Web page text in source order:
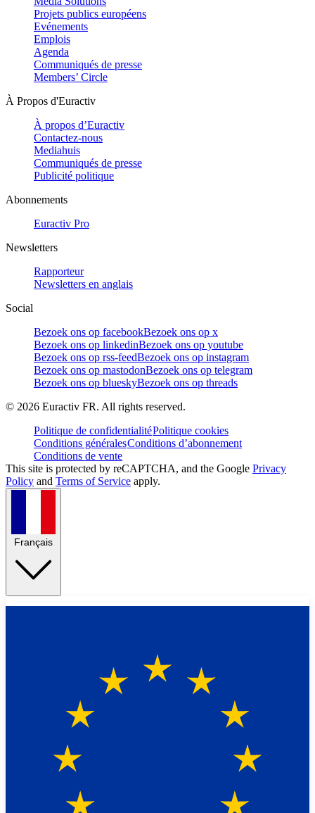
Projets publics européens
Evénements
Emplois
Agenda
Communiqués de presse
Members’ Circle
À Propos d'Euractiv
À propos d’Euractiv
Contactez-nous
Mediahuis
Communiqués de presse
Publicité politique
Abonnements
Euractiv Pro
Newsletters
Rapporteur
Newsletters en anglais
Social
Bezoek ons op facebookBezoek ons op x
Bezoek ons op linkedinBezoek ons op youtube
Bezoek ons op rss-feedBezoek ons op instagram
Bezoek ons op mastodonBezoek ons op telegram
Bezoek ons op blueskyBezoek ons op threads
© 2026 Euractiv FR. All rights reserved.
Politique de confidentialitéPolitique cookies
Conditions généralesConditions d’abonnement
Conditions de vente
This site is protected by reCAPTCHA, and the Google Privacy
Policy and Terms of Service apply.
Français